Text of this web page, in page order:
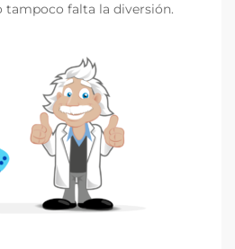
tampoco falta la diversión.